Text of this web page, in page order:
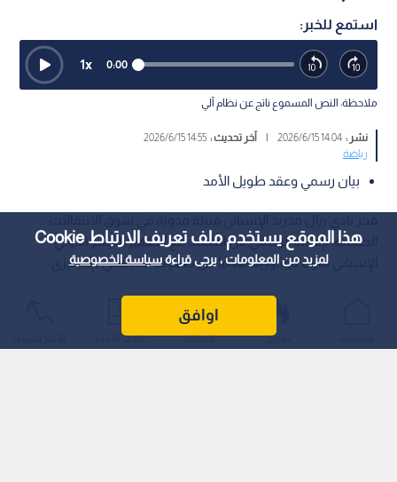
هذا الموقع يستخدم ملف تعريف الارتباط Cookie
لمزيد من المعلومات ، يرجى قراءةسياسة الخصوصية
اوافق
استمع للخبر:
0:00
1x
ملاحظة: النص المسموع ناتج عن نظام آلي
نشر :14:04 2026/6/15
| آخر تحديث :14:55 2026/6/15
رياضة
بيان رسمي وعقد طويل الأمد
الصيفية، بإعلانه الرسمي عن التعاقد مع الظهير الأيسر الدولي
الإسباني مارك كوكوريلا​ قادما من صفوف تشيلسي الإنجليزي.
عواجل المباشر أحدث الأخبار